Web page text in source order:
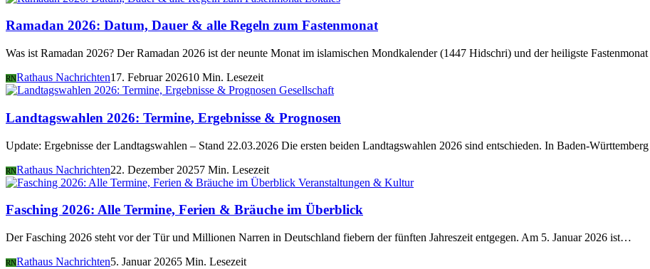
Ramadan 2026: Datum, Dauer & alle Regeln zum Fastenmonat
Was ist Ramadan 2026? Der Ramadan 2026 ist der neunte Monat im islamischen Mondkalender (1447 Hidschri) und der heiligste
RNRathaus Nachrichten17. Februar 202610 Min. Lesezeit
Gesellschaft
Landtagswahlen 2026: Termine, Ergebnisse & Prognosen
Update: Ergebnisse der Landtagswahlen – Stand 22.03.2026 Die ersten beiden Landtagswahlen 2026 sind entschieden. In Baden-
RNRathaus Nachrichten22. Dezember 20257 Min. Lesezeit
Veranstaltungen & Kultur
Fasching 2026: Alle Termine, Ferien & Bräuche im Überblick
Der Fasching 2026 steht vor der Tür und Millionen Narren in Deutschland fiebern der fünften Jahreszeit entgegen. Am 5. Januar 2026 ist…
RNRathaus Nachrichten5. Januar 20265 Min. Lesezeit